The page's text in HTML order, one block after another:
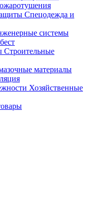
Спецодежда и
системы
Строительные
материалы
Хозяйственные